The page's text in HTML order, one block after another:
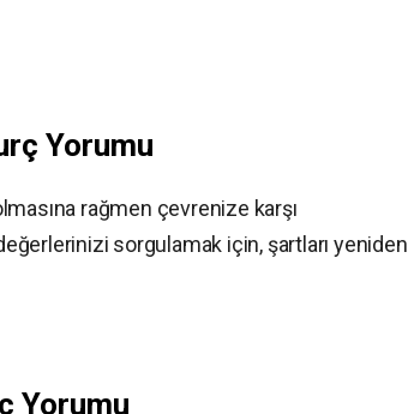
Yorumu
rağmen çevrenize karşı
sorgulamak için, şartları yeniden
Yorumu